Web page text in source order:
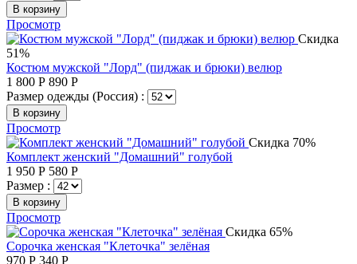
В корзину
Просмотр
Скидка
51%
Костюм мужской "Лорд" (пиджак и брюки) велюр
1 800 Р 890 Р
Размер одежды (Россия) :
В корзину
Просмотр
Скидка 70%
Комплект женский "Домашний" голубой
1 950 Р 580 Р
Размер :
В корзину
Просмотр
Скидка 65%
Сорочка женская "Клеточка" зелёная
970 Р 340 Р